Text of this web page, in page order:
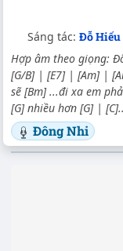
Sáng tác: Đỗ Hiếu
Hợp âm theo giọng:
[G/B] | [E7] | [Am] |
sẽ [Bm] ...đi xa em
[G] nhiều hơn [G] |
Đông Nhi